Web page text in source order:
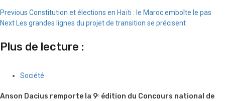
Continue
Reading
Previous Constitution et élections en Haïti : le Maroc emboîte le pas
Next Les grandes lignes du projet de transition se précisent
Plus de lecture :
Société
Anson Dacius remporte la 9ᵉ édition du Concours national de